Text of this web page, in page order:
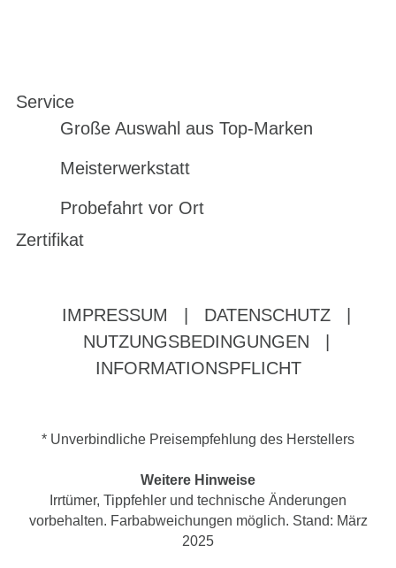
Service
Große Auswahl aus Top-Marken
Meisterwerkstatt
Probefahrt vor Ort
Zertifikat
IMPRESSUM DATENSCHUTZ
NUTZUNGSBEDINGUNGEN
INFORMATIONSPFLICHT
* Unverbindliche Preisempfehlung des Herstellers
Weitere Hinweise
Irrtümer, Tippfehler und technische Änderungen
vorbehalten. Farbabweichungen möglich. Stand: März
2025